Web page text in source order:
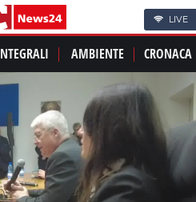
LIVE
AMBIENTE CRONACA